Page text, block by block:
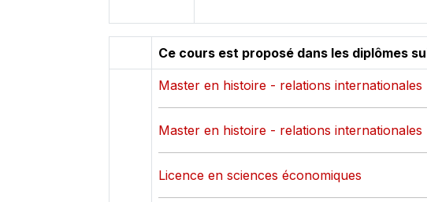
Ce cours est proposé dans les diplômes
Master en histoire - relations internationales
Master en histoire - relations internationales
Licence en sciences économiques